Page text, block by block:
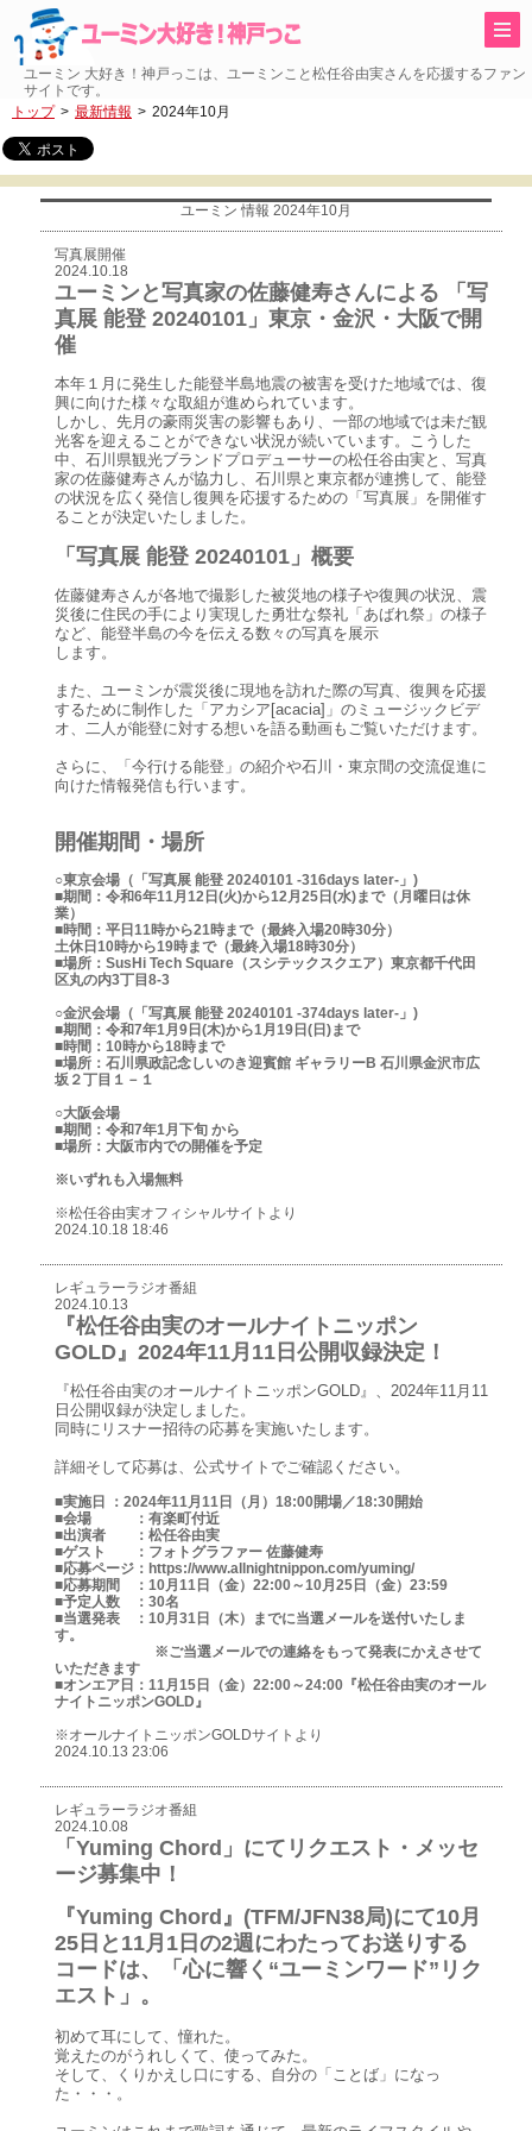
ユーミン 大好き！神戸っこは、ユーミンこと松任谷由実さんを応援するファン
サイトです。
トップ
最新情報 2024年10月
ユーミン 情報 2024年10月
写真展開催
2024.10.18
ユーミンと写真家の佐藤健寿さんによる 「写
真展 能登 20240101」東京・金沢・大阪で開
催
本年１月に発生した能登半島地震の被害を受けた地域では、復
興に向けた様々な取組が進められています。
しかし、先月の豪雨災害の影響もあり、一部の地域では未だ観
光客を迎えることができない状況が続いています。こうした
中、石川県観光ブランドプロデューサーの松任谷由実と、写真
家の佐藤健寿さんが協力し、石川県と東京都が連携して、能登
の状況を広く発信し復興を応援するための「写真展」を開催す
ることが決定いたしました。
「写真展 能登 20240101」概要
佐藤健寿さんが各地で撮影した被災地の様子や復興の状況、震
災後に住民の手により実現した勇壮な祭礼「あばれ祭」の様子
など、能登半島の今を伝える数々の写真を展示
します。
また、ユーミンが震災後に現地を訪れた際の写真、復興を応援
するために制作した「アカシア[acacia]」のミュージックビデ
オ、二人が能登に対する想いを語る動画もご覧いただけます。
さらに、「今行ける能登」の紹介や石川・東京間の交流促進に
向けた情報発信も行います。
開催期間・場所
○東京会場（「写真展 能登 20240101 -316days later-」)
■期間：令和6年11月12日(火)から12月25日(水)まで（月曜日は休
業）
■時間：平日11時から21時まで（最終入場20時30分）
土休日10時から19時まで（最終入場18時30分）
■場所：SusHi Tech Square（スシテックスクエア）東京都千代田
区丸の内3丁目8-3
○金沢会場（「写真展 能登 20240101 -374days later-」)
■期間：令和7年1月9日(木)から1月19日(日)まで
■時間：10時から18時まで
■場所：石川県政記念しいのき迎賓館 ギャラリーB 石川県金沢市広
坂２丁目１－１
○大阪会場
■期間：令和7年1月下旬 から
■場所：大阪市内での開催を予定
※いずれも入場無料
※松任谷由実オフィシャルサイトより
2024.10.18 18:46
レギュラーラジオ番組
2024.10.13
『松任谷由実のオールナイトニッポン
GOLD』2024年11月11日公開収録決定！
『松任谷由実のオールナイトニッポンGOLD』、2024年11月11
日公開収録が決定しました。
同時にリスナー招待の応募を実施いたします。
詳細そして応募は、公式サイトでご確認ください。
■実施日 ：2024年11月11日（月）18:00開場／18:30開始
■会場 ：有楽町付近
■出演者 ：松任谷由実
■ゲスト ：フォトグラファー 佐藤健寿
■応募ページ：https://www.allnightnippon.com/yuming/
■応募期間 ：10月11日（金）22:00～10月25日（金）23:59
■予定人数 ：30名
■当選発表 ：10月31日（木）までに当選メールを送付いたしま
す。
※ご当選メールでの連絡をもって発表にかえさせて
いただきます
■オンエア日：11月15日（金）22:00～24:00『松任谷由実のオール
ナイトニッポンGOLD』
※オールナイトニッポンGOLDサイトより
2024.10.13 23:06
レギュラーラジオ番組
2024.10.08
「Yuming Chord」にてリクエスト・メッセ
ージ募集中！
『Yuming Chord』(TFM/JFN38局)にて10月
25日と11月1日の2週にわたってお送りする
コードは、「心に響く“ユーミンワード”リク
エスト」。
初めて耳にして、憧れた。
覚えたのがうれしくて、使ってみた。
そして、くりかえし口にする、自分の「ことば」になっ
た・・・。